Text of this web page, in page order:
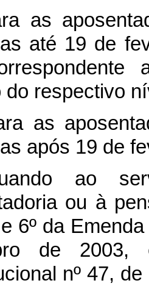
as
até 19 de
do respectivo
as
após 19 de
ao
ou à
6º da
de
nº 47,